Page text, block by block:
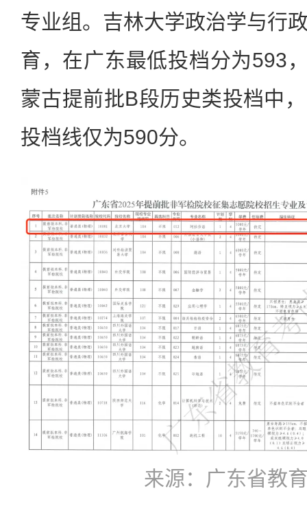
专业组。吉林大学政治学与行
育，在广东最低投档分为593
蒙古提前批B段历史类投档中
投档线仅为590分。
来源：广东省教